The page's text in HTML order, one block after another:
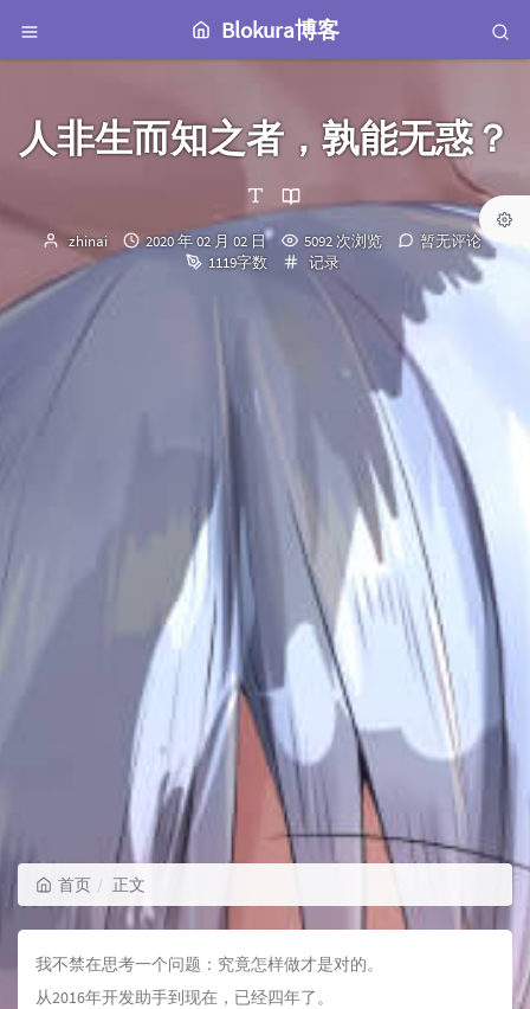
Blokura博客
人非生而知之者，孰能无惑？
博
主：
zhinai
发
2020 年 02 月 02 日 5092 次浏览
暂无评论
1119字数
分
记录
首页 正文
我不禁在思考一个问题：究竟怎样做才是对的。
从2016年开发助手到现在，已经四年了。